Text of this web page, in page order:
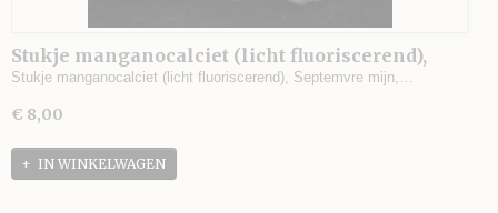
Stukje manganocalciet (licht fluoriscerend),
Septemvre mijn, Madan, Bulgarije - 66 gram - 6
Stukje manganocalciet (licht fluoriscerend), Septemvre mijn,…
€ 8,00
IN WINKELWAGEN